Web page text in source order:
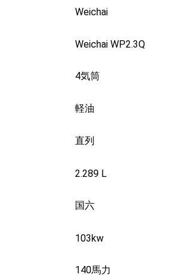
Weichai
Weichai WP2.3Q
4気筒
軽油
直列
2.289 L
国六
103kw
140馬力